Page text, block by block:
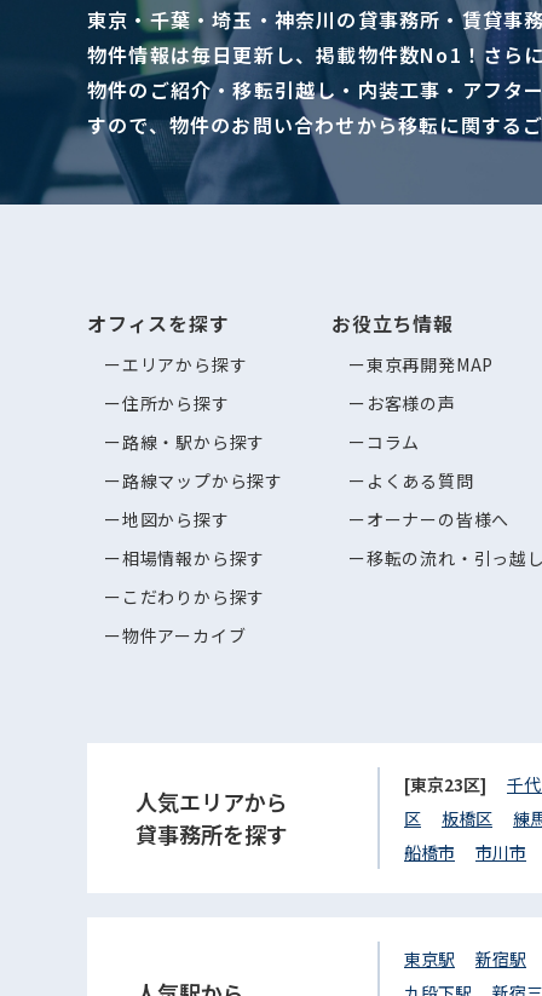
東京・千葉・埼玉・神奈川の貸事務所・賃貸事
物件情報は毎日更新し、掲載物件数No1！さら
物件のご紹介・移転引越し・内装工事・アフタ
すので、物件のお問い合わせから移転に関する
オフィスを探す
エリアから探す
住所から探す
路線・駅から探す
路線マップから探す
地図から探す
相場情報から探す
こだわりから探す
物件アーカイブ
お役立ち情報
東京再開発MAP
お客様の声
コラム
よくある質問
オーナーの皆様へ
移転の流れ・引っ越
人気エリアから
貸事務所を探す
[東京23区] 千
区
板橋区
練
船橋市
市川市
東京駅
新宿駅